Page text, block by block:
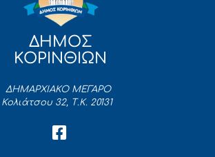
ΔΗΜΟΣ
ΚΟΡΙΝΘΙΩΝ
ΔΗΜΑΡΧΙΑΚΟ ΜΕΓΑΡΟ
Κολιάτσου 32, Τ.Κ. 20131